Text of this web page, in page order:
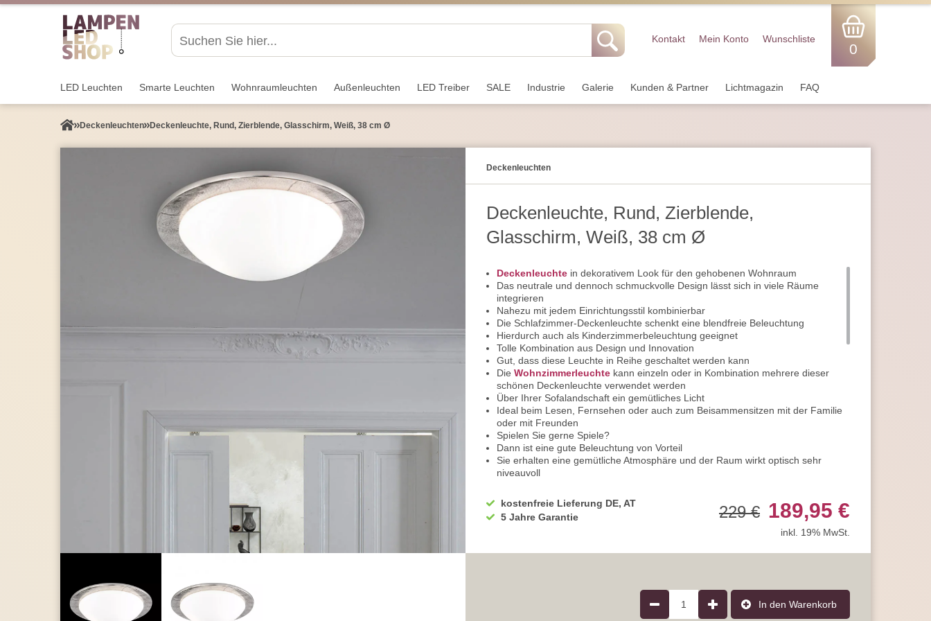
Kontakt Mein Konto Wunschliste
0
LED Leuchten Smarte Leuchten Wohnraum­leuchten Außen­leuchten LED Treiber SALE Industrie Galerie Kunden & Partner Lichtmagazin FAQ
Decken­leuchten Deckenleuchte, Rund, Zierblende, Glasschirm, Weiß, 38 cm Ø
Decken­leuchten
Deckenleuchte, Rund, Zierblende,
Glasschirm, Weiß, 38 cm Ø
Deckenleuchte in dekorativem Look für den gehobenen Wohnraum
Das neutrale und dennoch schmuckvolle Design lässt sich in viele Räume
integrieren
Nahezu mit jedem Einrichtungsstil kombinierbar
Die Schlafzimmer-Deckenleuchte schenkt eine blendfreie Beleuchtung
Hierdurch auch als Kinderzimmerbeleuchtung geeignet
Tolle Kombination aus Design und Innovation
Gut, dass diese Leuchte in Reihe geschaltet werden kann
Die Wohnzimmerleuchte kann einzeln oder in Kombination mehrere dieser
schönen Deckenleuchte verwendet werden
Über Ihrer Sofalandschaft ein gemütliches Licht
Ideal beim Lesen, Fernsehen oder auch zum Beisammensitzen mit der Familie
oder mit Freunden
Spielen Sie gerne Spiele?
Dann ist eine gute Beleuchtung von Vorteil
Sie erhalten eine gemütliche Atmosphäre und der Raum wirkt optisch sehr
niveauvoll
Licht beim Essen
Wohlige Lichtmomente die Ihr Zufriedenheitsgefühl begünstigen
Die dekorative Deckenbeleuchtung hat einen runden Baldachin
Eignung für den normalen Stromanschluss
kostenfreie Lieferung DE, AT
5 Jahre Garantie
229 € 189,95 €
inkl. 19% MwSt.
1 In den Warenkorb